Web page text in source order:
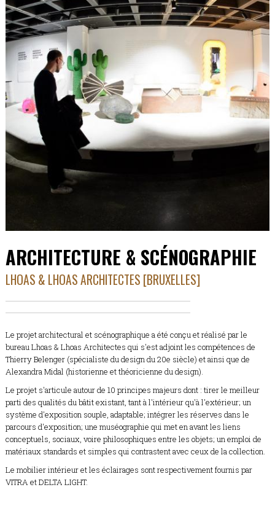
ARCHITECTURE & SCÉNOGRAPHIE
LHOAS & LHOAS ARCHITECTES [BRUXELLES]
Le projet architectural et scénographique a été conçu et réalisé par le
bureau Lhoas & Lhoas Architectes qui s'est adjoint les compétences de
Thierry Belenger (spécialiste du design du 20e siècle) et ainsi que de
Alexandra Midal (historienne et théoricienne du design).
Le projet s'articule autour de 10 principes majeurs dont : tirer le meilleur
parti des qualités du bâtit existant, tant à l'intérieur qu'à l'extérieur; un
système d'exposition souple, adaptable; intégrer les réserves dans le
parcours d'exposition; une muséographie qui met en avant les liens
conceptuels, sociaux, voire philosophiques entre les objets; un emploi de
matériaux standards et simples qui contrastent avec ceux de la collection.
Le mobilier intérieur et les éclairages sont respectivement fournis par
VITRA et DELTA LIGHT.